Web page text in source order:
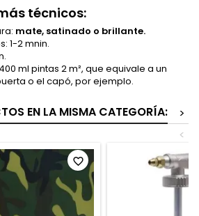
técnicos:
mate, satinado o brillante.
1-2 mnin.
ml pintas 2 m², que equivale a un
o el capó, por ejemplo.
EN LA MISMA CATEGORÍA:
>
<
favorite_border